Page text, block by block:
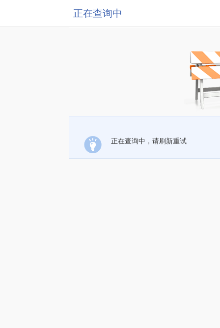
正在查询中
正在查询中，请刷新重试